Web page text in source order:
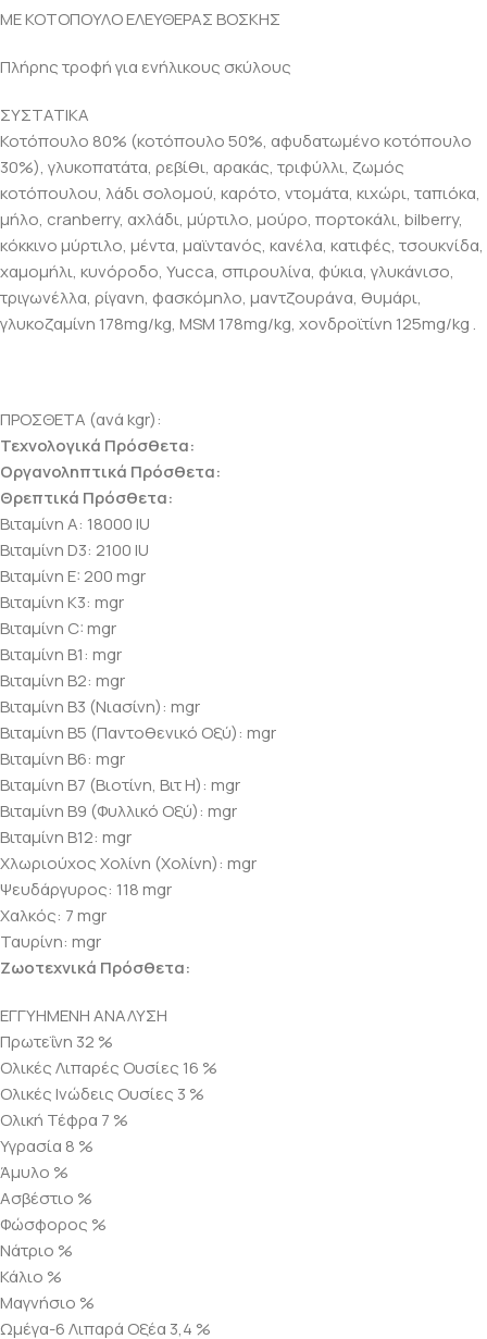
ΜΕ ΚΟΤΟΠΟΥΛΟ ΕΛΕΥΘΕΡΑΣ ΒΟΣΚΗΣ
Πλήρης τροφή για ενήλικους σκύλους
ΣΥΣΤΑΤΙΚΑ
Κοτόπουλο 80% (κοτόπουλο 50%, αφυδατωμένο κοτόπουλο
30%), γλυκοπατάτα, ρεβίθι, αρακάς, τριφύλλι, ζωμός
κοτόπουλου, λάδι σολομού, καρότο, ντομάτα, κιχώρι, ταπιόκα,
μήλο, cranberry, αχλάδι, μύρτιλο, μούρο, πορτοκάλι, bilberry,
κόκκινο μύρτιλο, μέντα, μαϊντανός, κανέλα, κατιφές, τσουκνίδα,
χαμομήλι, κυνόροδο, Yucca, σπιρουλίνα, φύκια, γλυκάνισο,
τριγωνέλλα, ρίγανη, φασκόμηλο, μαντζουράνα, θυμάρι,
γλυκοζαμίνη 178mg/kg, MSM 178mg/kg, χονδροϊτίνη 125mg/kg .
ΠΡΟΣΘΕΤΑ (ανά kgr):
Τεχνολογικά Πρόσθετα:
Οργανοληπτικά Πρόσθετα:
Θρεπτικά Πρόσθετα:
Βιταμίνη Α: 18000 IU
Βιταμίνη D3: 2100 IU
Βιταμίνη E: 200 mgr
Βιταμίνη Κ3: mgr
Βιταμίνη C: mgr
Βιταμίνη B1: mgr
Βιταμίνη B2: mgr
Βιταμίνη B3 (Νιασίνη): mgr
Βιταμίνη B5 (Παντοθενικό Οξύ): mgr
Βιταμίνη B6: mgr
Βιταμίνη B7 (Βιοτίνη, Βιτ Η): mgr
Βιταμίνη B9 (Φυλλικό Οξύ): mgr
Βιταμίνη B12: mgr
Χλωριούχος Χολίνη (Χολίνη): mgr
Ψευδάργυρος: 118 mgr
Χαλκός: 7 mgr
Ταυρίνη: mgr
Ζωοτεχνικά Πρόσθετα:
ΕΓΓΥΗΜΕΝΗ ΑΝΑΛΥΣΗ
Πρωτεΐνη 32 %
Ολικές Λιπαρές Ουσίες 16 %
Ολικές Ινώδεις Ουσίες 3 %
Ολική Τέφρα 7 %
Υγρασία 8 %
Άμυλο %
Ασβέστιο %
Φώσφορος %
Νάτριο %
Κάλιο %
Μαγνήσιο %
Ωμέγα-6 Λιπαρά Οξέα 3,4 %